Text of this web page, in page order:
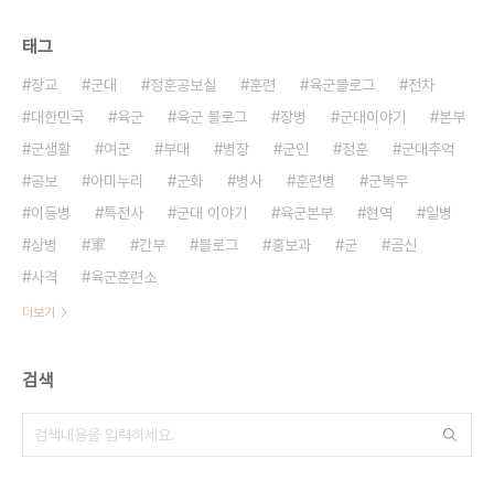
태그
장교 군대 정훈공보실 훈련 육군블로그
전차
대한민국
육군 육군 블로그 장병 군대이야기
본부
군생활
여군 부대 병장 군인 정훈
군대추억
공보
아미누리 군화 병사 훈련병
군복무
이등병
특전사 군대 이야기 육군본부 현역
일병
상병
軍 간부 블로그 홍보과 군
곰신
사격
육군훈련소
더보기
검색